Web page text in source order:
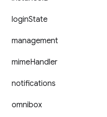
loginState
management
mimeHandler
notifications
omnibox